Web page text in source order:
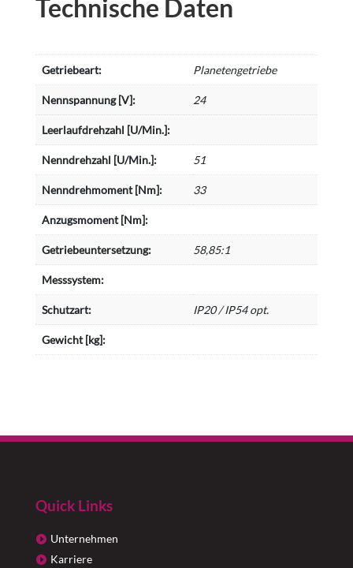
Technische Daten
Getriebeart: Planetengetriebe
Nennspannung [V]: 24
Leerlaufdrehzahl [U/Min.]:
Nenndrehzahl [U/Min.]: 51
Nenndrehmoment [Nm]: 33
Anzugsmoment [Nm]:
Getriebeuntersetzung: 58,85:1
Messsystem:
Schutzart: IP20 / IP54 opt.
Gewicht [kg]:
Quick Links
Unternehmen
Karriere